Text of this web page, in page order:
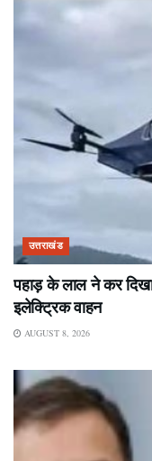
उत्तराखंड
पहाड़ के लाल ने कर
इलेक्ट्रिक वाहन
AUGUST 8, 2026